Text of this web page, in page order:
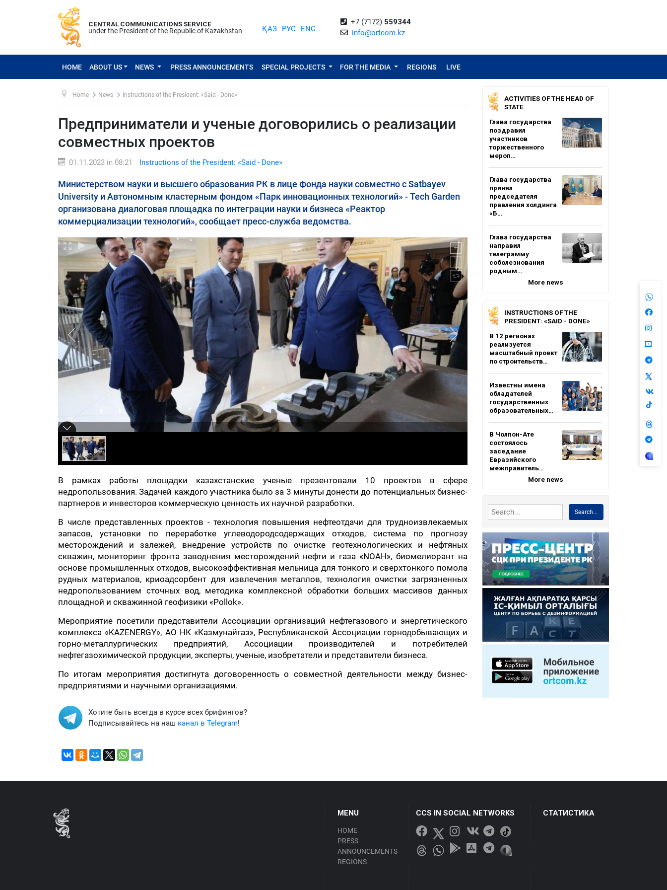
CENTRAL COMMUNICATIONS SERVICE
under the President of the Republic of Kazakhstan
ҚАЗ РУС ENG
+7 (7172) 559344
info@ortcom.kz
HOME ABOUT US NEWS PRESS ANNOUNCEMENTS SPECIAL PROJECTS FOR THE MEDIA REGIONS LIVE
Home News Instructions of the President: «Said - Done»
Предприниматели и ученые договорились о реализации
совместных проектов
01.11.2023 in 08:21 Instructions of the President: «Said - Done»
Министерством науки и высшего образования РК в лице Фонда науки совместно с Satbayev
University и Автономным кластерным фондом «Парк инновационных технологий» - Tech Garden
организована диалоговая площадка по интеграции науки и бизнеса «Реактор
коммерциализации технологий», сообщает пресс-служба ведомства.
В рамках работы площадки казахстанские ученые презентовали 10 проектов в сфере
недропользования. Задачей каждого участника было за 3 минуты донести до потенциальных бизнес-
партнеров и инвесторов коммерческую ценность их научной разработки.
В числе представленных проектов - технология повышения нефтеотдачи для трудноизвлекаемых
запасов, установки по переработке углеводородсодержащих отходов, система по прогнозу
месторождений и залежей, внедрение устройств по очистке геотехнологических и нефтяных
скважин, мониторинг фронта заводнения месторождений нефти и газа «NOAH», биомелиорант на
основе промышленных отходов, высокоэффективная мельница для тонкого и сверхтонкого помола
рудных материалов, криоадсорбент для извлечения металлов, технология очистки загрязненных
недропользованием сточных вод, методика комплексной обработки больших массивов данных
площадной и скважинной геофизики «Pollok».
Мероприятие посетили представители Ассоциации организаций нефтегазового и энергетического
комплекса «KAZENERGY», АО НК «Казмунайгаз», Республиканской Ассоциации горнодобывающих и
горно-металлургических предприятий, Ассоциации производителей и потребителей
нефтегазохимической продукции, эксперты, ученые, изобретатели и представители бизнеса.
По итогам мероприятия достигнута договоренность о совместной деятельности между бизнес-
предприятиями и научными организациями.
Хотите быть всегда в курсе всех брифингов?
Подписывайтесь на наш канал в Telegram!
ACTIVITIES OF THE HEAD OF
STATE
Глава государства
поздравил
участников
торжественного
мероп…
Глава государства
принял
председателя
правления холдинга
«Б…
Глава государства
направил
телеграмму
соболезнования
родным…
More news
INSTRUCTIONS OF THE
PRESIDENT: «SAID - DONE»
В 12 регионах
реализуется
масштабный проект
по строительств…
Известны имена
обладателей
государственных
образовательных…
В Чолпон-Ате
состоялось
заседание
Евразийского
межправитель…
More news
Search...
MENU
HOME
PRESS
ANNOUNCEMENTS
REGIONS
CCS IN SOCIAL NETWORKS СТАТИСТИКА